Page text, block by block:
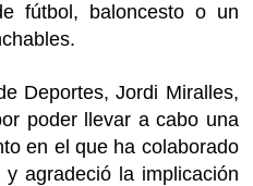
fútbol, baloncesto o un
Deportes, Jordi Miralles,
poder llevar a cabo una
en el que ha colaborado
agradeció la implicación